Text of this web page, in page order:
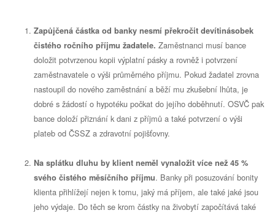
Zapůjčená částka od banky nesmí překročit devítinásobek
čistého ročního příjmu žadatele. Zaměstnanci musí bance
doložit potvrzenou kopii výplatní pásky a rovněž i potvrzení
zaměstnavatele o výši průměrného příjmu. Pokud žadatel zrovna
nastoupil do nového zaměstnání a běží mu zkušební lhůta, je
dobré s žádostí o hypotéku počkat do jejího doběhnutí. OSVČ pak
bance doloží přiznání k dani z příjmů a také potvrzení o výši
plateb od ČSSZ a zdravotní pojišťovny.
Na splátku dluhu by klient neměl vynaložit více než 45 %
svého čistého měsíčního příjmu. Banky při posuzování bonity
klienta přihlížejí nejen k tomu, jaký má příjem, ale také jaké jsou
jeho výdaje. Do těch se krom částky na živobytí započítává také